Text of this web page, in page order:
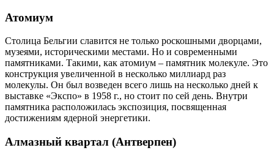
Атомиум
Столица Бельгии славится не только роскошными дворцами,
музеями, историческими местами. Но и современными
памятниками. Такими, как атомиум – памятник молекуле. Это
конструкция увеличенной в несколько миллиард раз
молекулы. Он был возведен всего лишь на несколько дней к
выставке «Экспо» в 1958 г., но стоит по сей день. Внутри
памятника расположилась экспозиция, посвященная
достижениям ядерной энергетики.
Алмазный квартал (Антверпен)